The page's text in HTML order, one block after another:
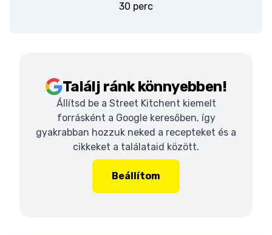
30 perc
Találj ránk könnyebben!
Állítsd be a Street Kitchent kiemelt
forrásként a Google keresőben, így
gyakrabban hozzuk neked a recepteket és a
cikkeket a találataid között.
Beállítom